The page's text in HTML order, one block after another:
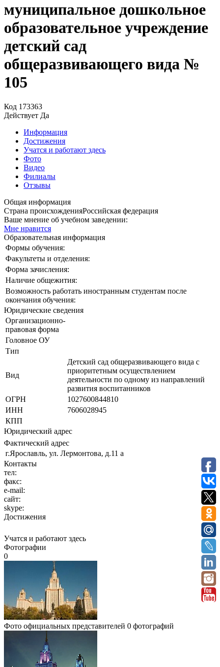
муниципальное дошкольное
образовательное учреждение
детский сад
общеразвивающего вида №
105
Код 173363
Действует Да
Информация
Достижения
Учатся и работают здесь
Фото
Видео
Филиалы
Отзывы
Общая информация
Страна происхожденияРоссийская федерация
Ваше мнение об учебном заведении:
Мне нравится
Образовательная информация
Формы обучения:
Факультеты и отделения:
Форма зачисления:
Наличие общежития:
Возможность работать иностранным студентам после
окончания обучения:
Юридические сведения
Организационно-
правовая форма
Головное ОУ
Тип
Вид
Детский сад общеразвивающего вида с
приоритетным осуществлением
деятельности по одному из направлений
развития воспитанников
ОГРН
1027600844810
ИНН
7606028945
КПП
Юридический адрес
Фактический адрес
г.Ярославль, ул. Лермонтова, д.11 а
Контакты
тел:
факс:
e-mail:
сайт:
skype:
Достижения
Учатся и работают здесь
Фотографии
0
Фото официальных представителей 0 фотографий